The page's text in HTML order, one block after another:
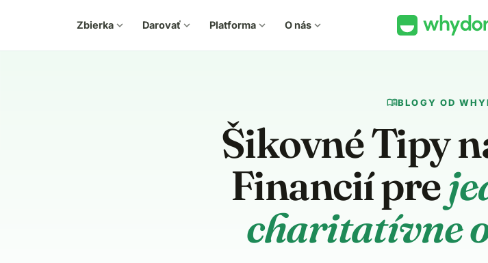
Zbierka expand_more Darovať expand_more Platforma expand_more O nás expand_more
menu_bookBLOGY OD
Šikovné Tipy
Financií pre
charitatívne